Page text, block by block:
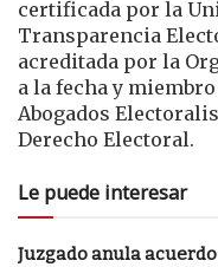
certificada por la
Transparencia
acreditada por la
a la fecha y
Abogados
Derecho Electoral.
Le puede interesar
Juzgado anula